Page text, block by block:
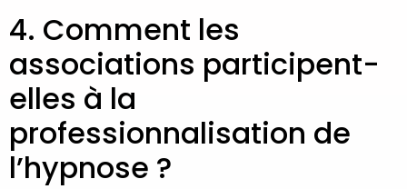
4. Comment les
associations participent-
elles à la
professionnalisation de
l’hypnose ?